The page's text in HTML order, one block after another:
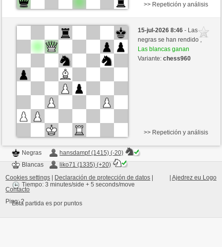
Blancas
Anonymous
Negras
liko71 (1355)
Tiempo: 2 minutes/side + 0 seconds/move
>> Repetición y análisis
15-jul-2026 8:46- Las
negras se han rendido ,
Las blancas ganan
Variante:chess960
Negras
hansdampf (1415) (-20)
Blancas
liko71 (1335) (+20)
Tiempo: 3 minutes/side + 5 seconds/move
Esta partida es por puntos
>> Repetición y análisis
Ajedrez eu Logo
Cookies settings Declaración de protección de datos
Contacto
Ping:?